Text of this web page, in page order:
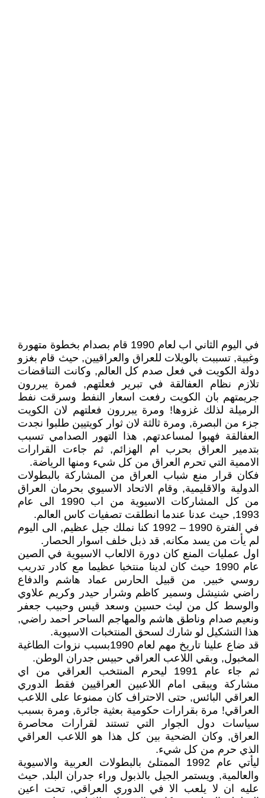
في اليوم الثاني اب لعام 1990 قام بصدام بخطوة متهورة
وغبية, تسببت بالويلات للعراق والعراقيين, حيث قام بغزو
دولة الكويت في فعل صدم كل العالم, وكانت التناقضات
تلازم نظام العفالقة في تبرير فعلتهم, فمرة يبررون
جريمتهم بان الكويت رفعت اسعار النفط وسرقت نفط
الرميلة لذلك غزوها! ومرة يبررون فعلتهم لان الكويت
جزء من البصرة, ومرة ثالثة لان ثوار كويتيين طلبوا نجدت
العفالقة فهبوا لمساعدتهم, هذا التهور الصدامي تسبب
بتدمير العراق بحرب ام الهزائم, ثم جاءت القرارات
الاممية التي تحرم العراق من كل شيء ومنها الرياضة.
فكان قرار منع شباب العراق من المشاركة بالبطولات
الدولية والاقليمية, وقام الاتحاد الاسيوي بحرمان العراق
من كل المشاركات الاسيوية من اب 1990 الى عام
1993, حيث عدنا عندما انطلقت تصفيات كاس العالم.
في الفترة 1990 – 1992 كنا نملك جيل عظيم, الى اليوم
لم يأت من يسد مكانه, قد ذبل خلف اسوار الحصار.
اول عمليات المنع كان دورة الالعاب الاسيوية في الصين
عام 1990 حيث كان لدينا منتخبا عظيما مع كادر تدريب
روسي خبير, من قبيل الحارس عماد هاشم والدفاع
راضي شنيشل وسمير كاظم وشرار حيدر وكريم علاوي
والوسط كل من ليث حسين وسعد قيس وحبيب جعفر
ونعيم صدام وناطق هاشم والمهاجم الساحر احمد راضي,
هذا التشكيل لو شارك لسحق المنتخبات الاسيوية.
قد ضاع علينا تاريخ مهم لعام 1990بسبب نزوات الطاغية
المخبول, وبقي اللاعب العراقي حبيس جدران الوطن.
ثم جاء عام 1991 ليحرم المنتخب العراقي من اي
مشاركة ويبقى امام اللاعبين العراقيين فقط الدوري
العراقي البائس, حتى الاحتراف كان ممنوعا على اللاعب
العراقي! مرة بقرارات حكومية بعثية جائرة, ومرة بسبب
سياسات دول الجوار التي تستند لقرارات محاصرة
العراق, وكان الضحية بين كل هذا هو اللاعب العراقي
الذي حرم من كل شيء.
ليأتي عام 1992 الممتلئ بالبطولات العربية والاسيوية
والعالمية, ويستمر الجيل بالذبول وراء جدران البلد, حيث
عليه ان لا يلعب الا في الدوري العراقي, تحت اعين